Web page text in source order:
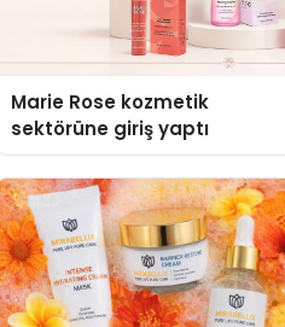
Marie Rose kozmetik
sektörüne giriş yaptı